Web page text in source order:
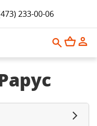
233-00-06